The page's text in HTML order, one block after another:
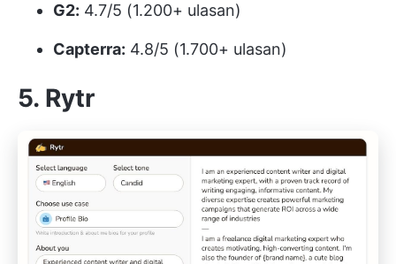
G2: 4.7/5 (1.200+ ulasan)
Capterra: 4.8/5 (1.700+ ulasan)
5. Rytr